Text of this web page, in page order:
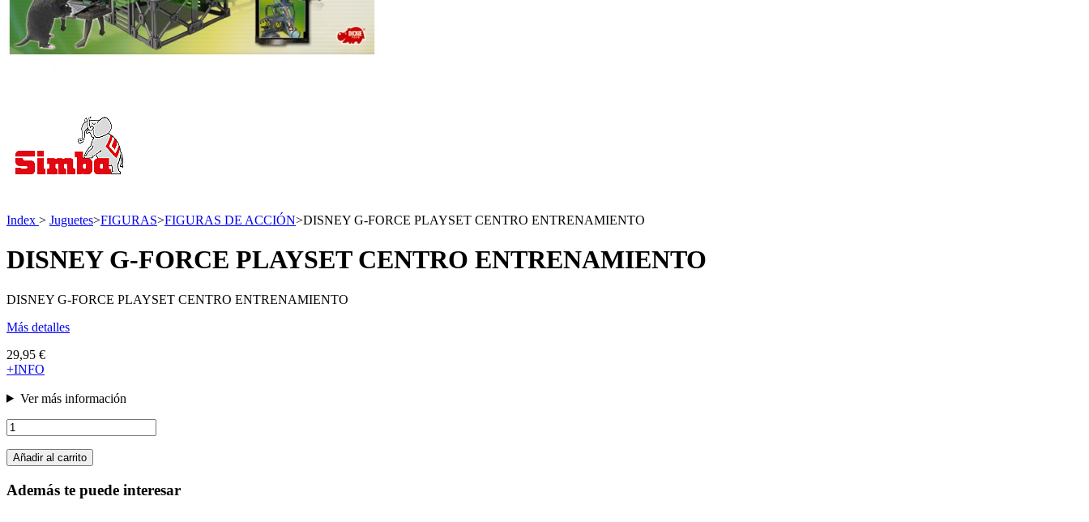
Index > Juguetes>FIGURAS>FIGURAS DE ACCIÓN>DISNEY G-FORCE PLAYSET CENTRO ENTRENAMIENTO
DISNEY G-FORCE PLAYSET CENTRO ENTRENAMIENTO
DISNEY G-FORCE PLAYSET CENTRO ENTRENAMIENTO
Más detalles
29,95 €
+INFO
Ver más información
Añadir al carrito
Además te puede interesar